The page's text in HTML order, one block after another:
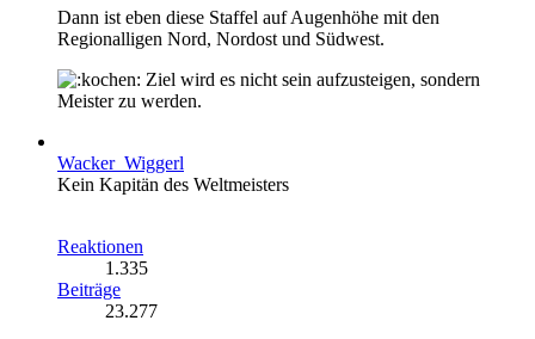
Dann ist eben diese Staffel auf Augenhöhe mit den
Regionalligen Nord, Nordost und Südwest.
Ziel wird es nicht sein aufzusteigen, sondern
Meister zu werden.
Wacker_Wiggerl
Kein Kapitän des Weltmeisters
Reaktionen
1.335
Beiträge
23.277